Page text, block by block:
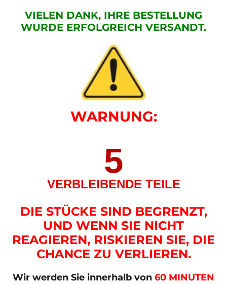
VIELEN DANK, IHRE BESTELLUNG
WURDE ERFOLGREICH VERSANDT.
WARNUNG:
VERBLEIBENDE TEILE
5
DIE STÜCKE SIND BEGRENZT,
UND WENN SIE NICHT
REAGIEREN, RISKIEREN SIE, DIE
CHANCE ZU VERLIEREN.
Wir werden Sie innerhalb von 60 MINUTEN